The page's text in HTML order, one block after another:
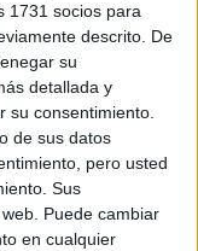
1731 socios para
descrito. De
su
detallada y
su consentimiento.
de sus datos
pero usted
Sus
Puede cambiar
en cualquier
Uso